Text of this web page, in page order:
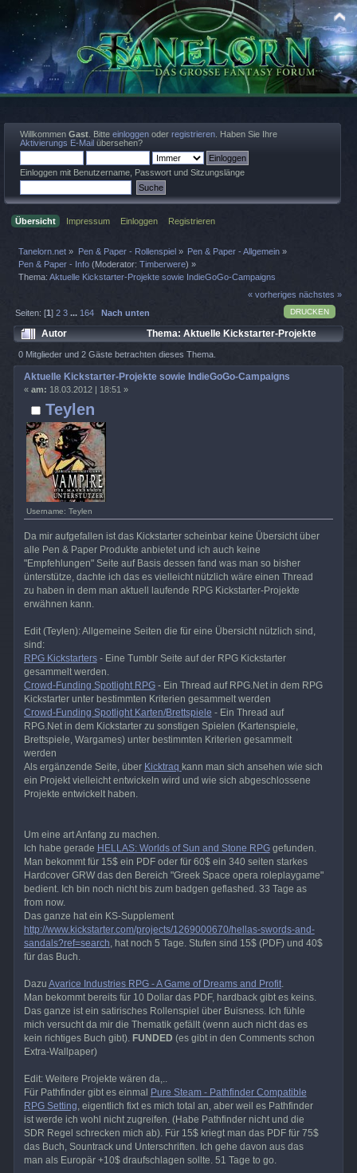
Willkommen Gast . Bitte einloggen oder registrieren . Haben Sie Ihre
Aktivierungs E-Mail übersehen?
Einloggen mit Benutzername, Passwort und Sitzungslänge
Übersicht Impressum Einloggen Registrieren
Tanelorn.net » Pen & Paper - Rollenspiel» Pen & Paper - Allgemein »
Pen & Paper - Info (Moderator:Timberwere) »
Thema:Aktuelle Kickstarter-Projekte sowie IndieGoGo-Campaigns
« vorheriges nächstes »
DRUCKEN
Seiten: [1]2 3 ... 164 Nach unten
Autor
Thema: Aktuelle Kickstarter-Projekte
sowie IndieGoGo-Campaigns (Gelesen 767094 mal)
0 Mitglieder und 2 Gäste betrachten dieses Thema.
Teylen
Username: Teylen
Aktuelle Kickstarter-Projekte sowie IndieGoGo-Campaigns
« am: 18.03.2012 | 18:51 »
Da mir aufgefallen ist das Kickstarter scheinbar keine Übersicht über
alle Pen & Paper Produkte anbietet und ich auch keine
"Empfehlungen" Seite auf Basis dessen fand was man so bisher
ünterstütze, dachte ich das es vielleicht nützlich wäre einen Thread
zu haben in dem man aktuell laufende RPG Kickstarter-Projekte
erwähnen kann.
Edit (Teylen): Allgemeine Seiten die für eine Übersicht nützlich sind,
sind:
RPG Kickstarters- Eine Tumblr Seite auf der RPG Kickstarter
gesammelt werden.
Crowd-Funding Spotlight RPG- Ein Thread auf RPG.Net in dem RPG
Kickstarter unter bestimmten Kriterien gesammelt werden
Crowd-Funding Spotlight Karten/Brettspiele - Ein Thread auf
RPG.Net in dem Kickstarter zu sonstigen Spielen (Kartenspiele,
Brettspiele, Wargames) unter bestimmten Kriterien gesammelt
werden
Als ergänzende Seite, über Kicktraq kann man sich ansehen wie sich
ein Projekt vielleicht entwickeln wird und wie sich abgeschlossene
Projekte entwickelt haben.
Um eine art Anfang zu machen.
Ich habe gerade HELLAS: Worlds of Sun and Stone RPGgefunden.
Man bekommt für 15$ ein PDF oder für 60$ ein 340 seiten starkes
Hardcover GRW das den Bereich "Greek Space opera roleplaygame"
bedient. Ich bin noch nicht bis zum badgen geflashed. 33 Tage as
from now.
Das ganze hat ein KS-Supplement
http://www.kickstarter.com/projects/1269000670/hellas-swords-and-
sandals?ref=search , hat noch 5 Tage. Stufen sind 15$ (PDF) und 40$
für das Buch.
Dazu Avarice Industries RPG - A Game of Dreams and Profit.
Man bekommt bereits für 10 Dollar das PDF, hardback gibt es keins.
Das ganze ist ein satirisches Rollenspiel über Buisness. Ich fühle
mich versucht da mir die Thematik gefällt (wenn auch nicht das es
kein richtiges Buch gibt). FUNDED (es gibt in den Comments schon
Extra-Wallpaper)
Edit: Weitere Projekte wären da,..
Für Pathfinder gibt es einmal Pure Steam - Pathfinder Compatible
RPG Setting , eigentlich fixt es mich total an, aber weil es Pathfinder
ist werde ich wohl nicht zugreifen. (Habe Pathfinder nicht und die
SDR Regel schrecken mich ab). Für 15$ kriegt man das PDF für 75$
das Buch, Sountrack und Unterschriften. Ich gehe davon aus das
man als Europär +10$ draufschlagen sollte. 51 Tage to go.